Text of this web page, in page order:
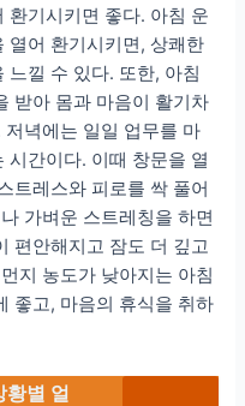
환기시키면 좋다. 아침 운
열어 환기시키면, 상쾌한
느낄 수 있다. 또한, 아침
받아 몸과 마음이 활기차
녁에는 일일 업무를 마
시간이다. 이때 창문을 열
트레스와 피로를 싹 풀어
가벼운 스트레칭을 하면
편안해지고 잠도 더 깊고
지 농도가 낮아지는 아침
좋고, 마음의 휴식을 취하
황별 얼